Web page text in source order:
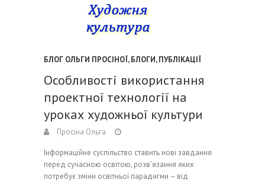
БЛОГ ОЛЬГИ ПРОСІНОЇ,БЛОГИ,ПУБЛІКАЦІЇ
Особливості використання
проектної технології на
уроках художньої культури
Просіна Ольга
Інформаційне суспільство ставить нові завдання
перед сучасною освітою, розв’язання яких
потребує зміни освітньої парадигми – від